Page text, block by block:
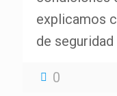
explicamos
de
0